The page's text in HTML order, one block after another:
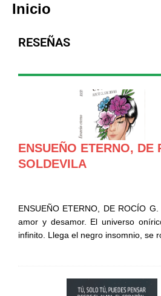
Inicio
RESEÑAS
ENSUEÑO ETERNO, DE
SOLDEVILA
ENSUEÑO ETERNO, DE ROCÍO
amor y desamor. El universo
infinito. Llega el negro insomnio, se